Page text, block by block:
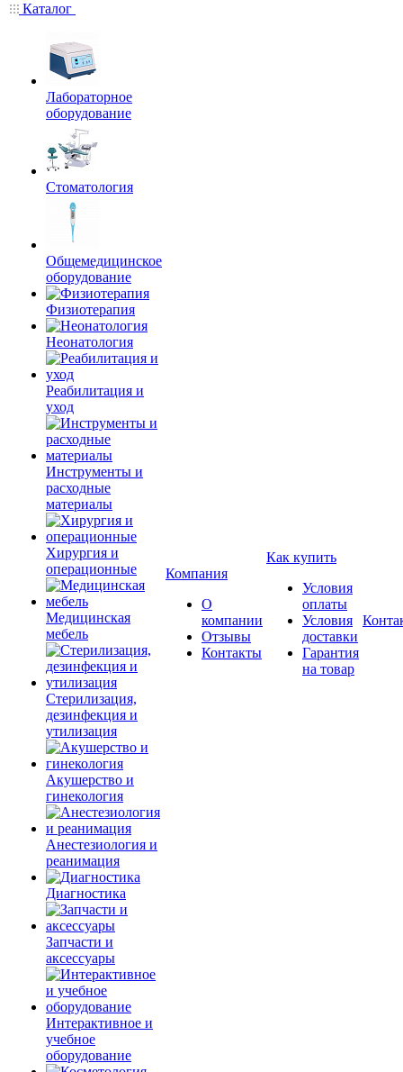
Каталог
Лабораторное
оборудование
Стоматология
Общемедицинское
оборудование
Физиотерапия
Неонатология
Реабилитация и
уход
Инструменты и
расходные
материалы
Хирургия и
операционные
Медицинская
мебель
Стерилизация,
дезинфекция и
утилизация
Акушерство и
гинекология
Анестезиология и
реанимация
Диагностика
Запчасти и
аксессуары
Интерактивное и
учебное
оборудование
Компания
О
компании
Отзывы
Контакты
Как купить
Условия
оплаты
Условия
доставки
Гарантия
на товар